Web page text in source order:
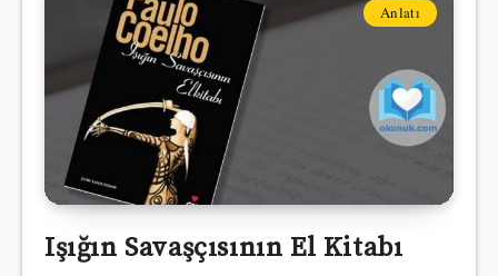
Anlatı
Işığın Savaşçısının El Kitabı